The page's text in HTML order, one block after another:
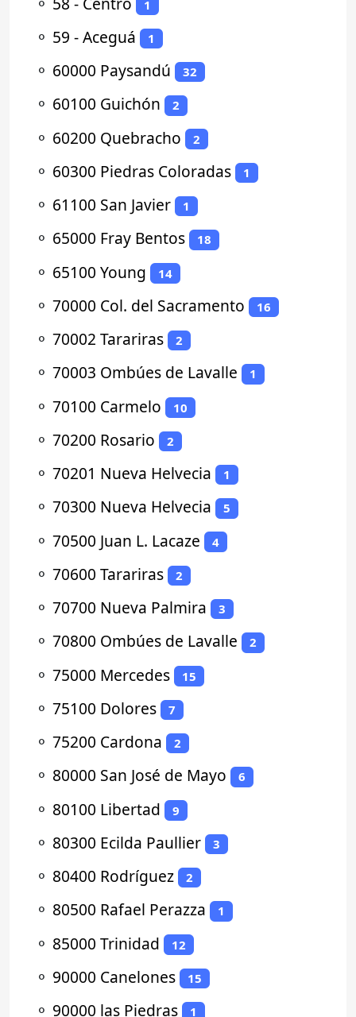
1
⚬ 59 - Aceguá 1
⚬ 60000 Paysandú 32
⚬ 60100 Guichón 2
⚬ 60200 Quebracho 2
⚬ 60300 Piedras Coloradas 1
⚬ 61100 San Javier 1
⚬ 65000 Fray Bentos 18
⚬ 65100 Young 14
⚬ 70000 Col. del Sacramento 16
⚬ 70002 Tarariras 2
⚬ 70003 Ombúes de Lavalle 1
⚬ 70100 Carmelo 10
⚬ 70200 Rosario 2
⚬ 70201 Nueva Helvecia 1
⚬ 70300 Nueva Helvecia 5
⚬ 70500 Juan L. Lacaze 4
⚬ 70600 Tarariras 2
⚬ 70700 Nueva Palmira 3
⚬ 70800 Ombúes de Lavalle 2
⚬ 75000 Mercedes 15
⚬ 75100 Dolores 7
⚬ 75200 Cardona 2
⚬ 80000 San José de Mayo 6
⚬ 80100 Libertad 9
⚬ 80300 Ecilda Paullier 3
⚬ 80400 Rodríguez 2
⚬ 80500 Rafael Perazza 1
⚬ 85000 Trinidad 12
⚬ 90000 Canelones 15
⚬ 90000 las Piedras 1